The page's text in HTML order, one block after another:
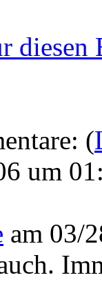
diesen
(
um
am 03/